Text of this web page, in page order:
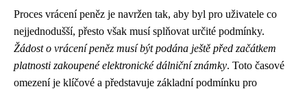
Proces vrácení peněz je navržen tak, aby byl pro uživatele co
nejjednodušší, přesto však musí splňovat určité podmínky.
Žádost o vrácení peněz musí být podána ještě před začátkem
platnosti zakoupené elektronické dálniční známky. Toto časové
omezení je klíčové a představuje základní podmínku pro